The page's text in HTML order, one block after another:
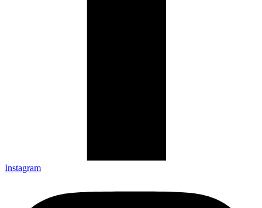
Instagram